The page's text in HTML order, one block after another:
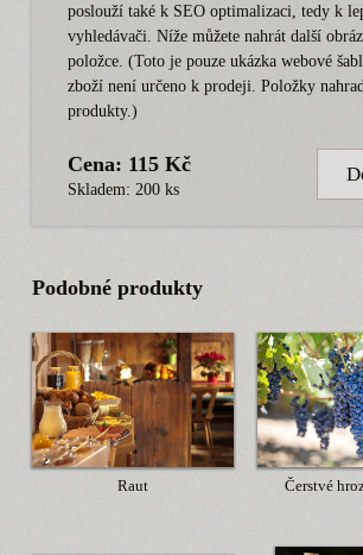
poslouží také k SEO optimalizaci, tedy k
vyhledávači. Níže můžete nahrát další
položce. (Toto je pouze ukázka webové
zboží není určeno k prodeji. Položky
produkty.)
Cena: 115 Kč
Skladem: 200 ks
Podobné produkty
Raut Čerstvé